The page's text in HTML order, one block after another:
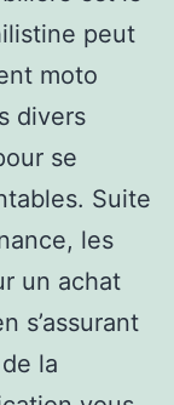
peut
moto
divers
se
Suite
les
un achat
s’assurant
la